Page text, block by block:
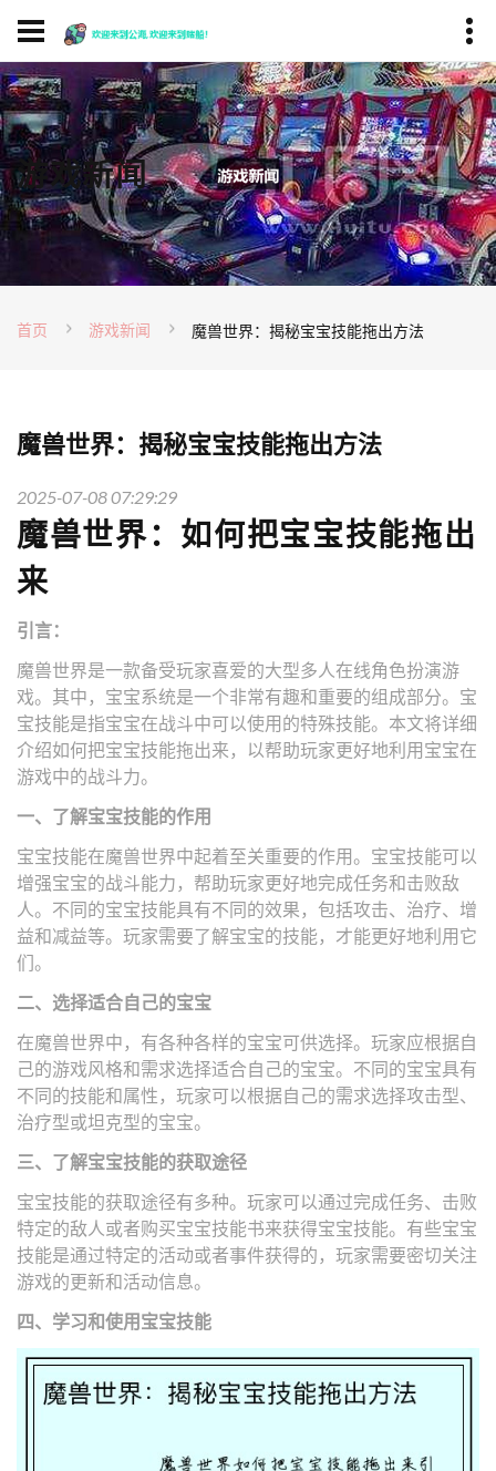
游戏新闻
首页 游戏新闻 魔兽世界：揭秘宝宝技能拖出方法
魔兽世界：揭秘宝宝技能拖出方法
2025-07-08 07:29:29
魔兽世界：如何把宝宝技能拖出
来
引言：
魔兽世界是一款备受玩家喜爱的大型多人在线角色扮演游
戏。其中，宝宝系统是一个非常有趣和重要的组成部分。宝
宝技能是指宝宝在战斗中可以使用的特殊技能。本文将详细
介绍如何把宝宝技能拖出来，以帮助玩家更好地利用宝宝在
游戏中的战斗力。
一、了解宝宝技能的作用
宝宝技能在魔兽世界中起着至关重要的作用。宝宝技能可以
增强宝宝的战斗能力，帮助玩家更好地完成任务和击败敌
人。不同的宝宝技能具有不同的效果，包括攻击、治疗、增
益和减益等。玩家需要了解宝宝的技能，才能更好地利用它
们。
二、选择适合自己的宝宝
在魔兽世界中，有各种各样的宝宝可供选择。玩家应根据自
己的游戏风格和需求选择适合自己的宝宝。不同的宝宝具有
不同的技能和属性，玩家可以根据自己的需求选择攻击型、
治疗型或坦克型的宝宝。
三、了解宝宝技能的获取途径
宝宝技能的获取途径有多种。玩家可以通过完成任务、击败
特定的敌人或者购买宝宝技能书来获得宝宝技能。有些宝宝
技能是通过特定的活动或者事件获得的，玩家需要密切关注
游戏的更新和活动信息。
四、学习和使用宝宝技能